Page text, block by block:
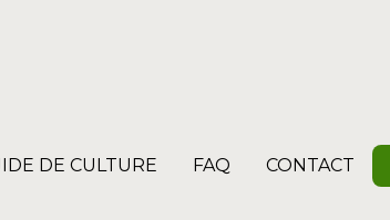
DE CULTURE FAQ CONTACT